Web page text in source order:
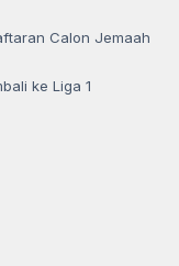
Calon Jemaah
ke Liga 1